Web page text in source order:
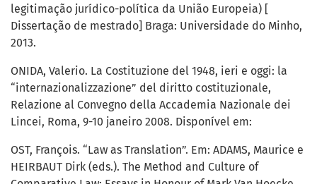
legitimação jurídico-política da União Europeia) [
Dissertação de mestrado] Braga: Universidade do Minho,
2013.
ONIDA, Valerio. La Costituzione del 1948, ieri e oggi: la
“internazionalizzazione” del diritto costituzionale,
Relazione al Convegno della Accademia Nazionale dei
Lincei, Roma, 9-10 janeiro 2008. Disponível em:
OST, François. “Law as Translation”. Em: ADAMS, Maurice e
HEIRBAUT Dirk (eds.). The Method and Culture of